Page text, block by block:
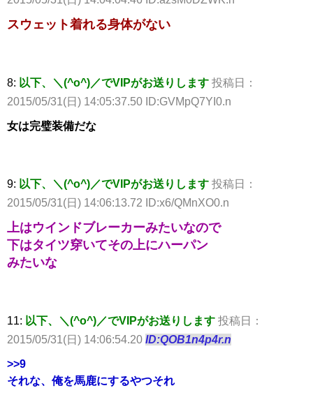
スウェット着れる身体がない
8: 以下、＼(^o^)／でVIPがお送りします 投稿日：
2015/05/31(日) 14:05:37.50 ID:GVMpQ7YI0.n
女は完璧装備だな
9: 以下、＼(^o^)／でVIPがお送りします 投稿日：
2015/05/31(日) 14:06:13.72 ID:x6/QMnXO0.n
上はウインドブレーカーみたいなので
下はタイツ穿いてその上にハーパン
みたいな
11: 以下、＼(^o^)／でVIPがお送りします 投稿日：
2015/05/31(日) 14:06:54.20 ID:QOB1n4p4r.n
>>9
それな、俺を馬鹿にするやつそれ